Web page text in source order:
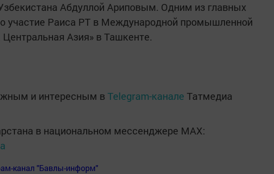
Абдуллой Ариповым. Одним из главных
участие Раиса РТ в Международной промышленной
Азия» в Ташкенте.
и интересным в Telegram-канале Татмедиа
в национальном мессенджере MАХ:
канал "Бавлы-информ"